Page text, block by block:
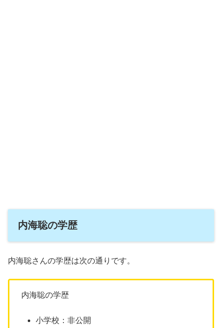
内海聡の学歴
内海聡さんの学歴は次の通りです。
内海聡の学歴
小学校：非公開